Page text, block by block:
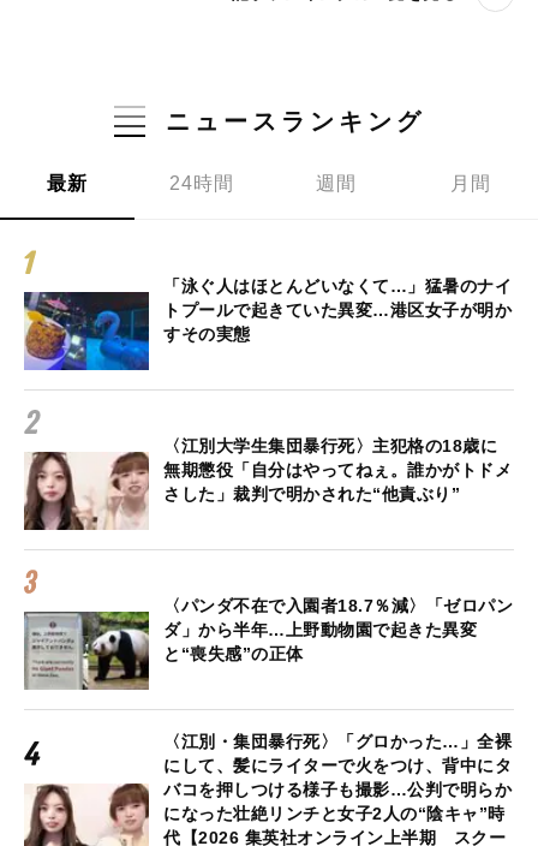
ニュースランキング
最新 24時間 週間 月間
「泳ぐ人はほとんどいなくて…」猛暑のナイ
トプールで起きていた異変…港区女子が明か
すその実態
〈江別大学生集団暴行死〉主犯格の18歳に
無期懲役「自分はやってねぇ。誰かがトドメ
さした」裁判で明かされた“他責ぶり”
〈パンダ不在で入園者18.7％減〉「ゼロパン
ダ」から半年…上野動物園で起きた異変
と“喪失感”の正体
〈江別・集団暴行死〉「グロかった…」全裸
にして、髪にライターで火をつけ、背中にタ
バコを押しつける様子も撮影…公判で明らか
になった壮絶リンチと女子2人の“陰キャ”時
代【2026 集英社オンライン上半期 スクー